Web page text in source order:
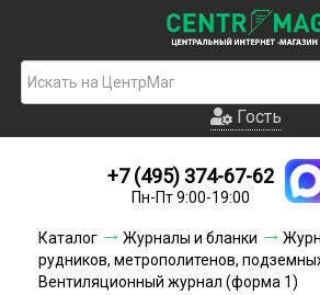
Гость
Новинки
Условия доставки
Условия оплаты
Гость
+7 (495) 374-67-62
Пн-Пт 9:00-19:00
Каталог Журналы и бланки
рудников, метрополитенов,
Вентиляционный журнал (форма 1)